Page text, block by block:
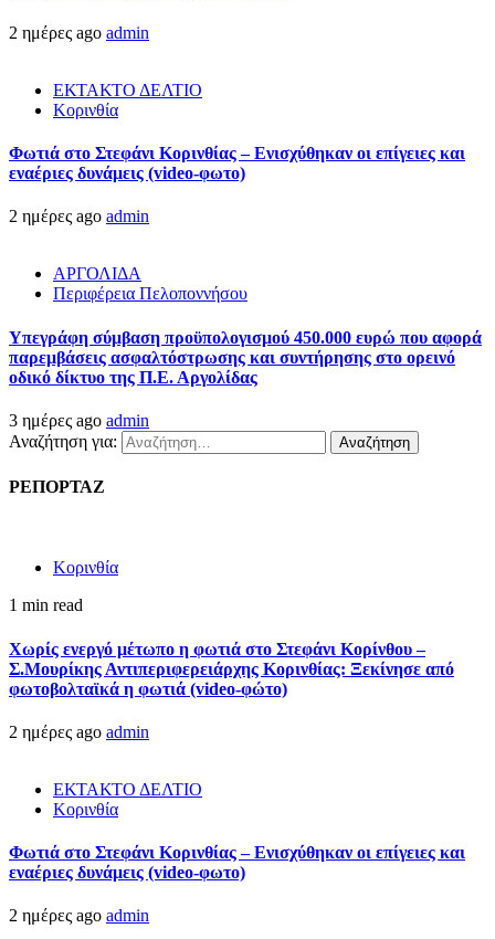
2 ημέρες ago admin
ΕΚΤΑΚΤΟ ΔΕΛΤΙΟ
Κορινθία
Φωτιά στο Στεφάνι Κορινθίας – Ενισχύθηκαν οι επίγειες και
εναέριες δυνάμεις (video-φωτο)
2 ημέρες ago admin
ΑΡΓΟΛΙΔΑ
Περιφέρεια Πελοποννήσου
Υπεγράφη σύμβαση προϋπολογισμού 450.000 ευρώ που αφορά
παρεμβάσεις ασφαλτόστρωσης και συντήρησης στο ορεινό
οδικό δίκτυο της Π.Ε. Αργολίδας
3 ημέρες ago admin
Αναζήτηση για:
ΡΕΠΟΡΤΑΖ
Κορινθία
1 min read
Χωρίς ενεργό μέτωπο η φωτιά στο Στεφάνι Κορίνθου –
Σ.Μουρίκης Αντιπεριφερειάρχης Κορινθίας: Ξεκίνησε από
φωτοβολταϊκά η φωτιά (video-φώτο)
2 ημέρες ago admin
ΕΚΤΑΚΤΟ ΔΕΛΤΙΟ
Κορινθία
Φωτιά στο Στεφάνι Κορινθίας – Ενισχύθηκαν οι επίγειες και
εναέριες δυνάμεις (video-φωτο)
2 ημέρες ago admin